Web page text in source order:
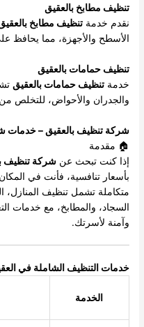
تنظيف مطابخ بالعقيق
نقدم خدمةتنظيف مطابخ
الأسطح والأجهزة، مما يحافظ
تنظيف حمامات بالعقيق
خدمةتنظيف حمامات بالعقيق
والجدران والأحواض، للتخلص من
شركة تنظيف بالعقيق – خدمات
🏠 مقدمة
إذا كنت تبحث عنشركة تنظيف
بأسعار تنافسية، فأنت في
متكاملة تشمل تنظيف المنازل،
السجاد، والمطابخ، مع خدمات
وآمنة لأسرتك.
خدمات التنظيف الشاملة في
الخدمة